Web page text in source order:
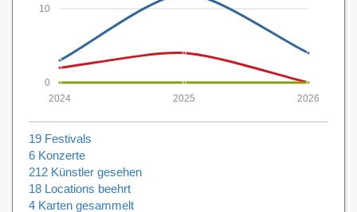
0
10
2026
2025
2024
19 Festivals
6 Konzerte
212 Künstler gesehen
18 Locations beehrt
4 Karten gesammelt